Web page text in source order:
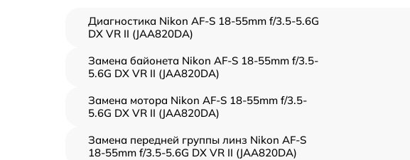
Диагностика Nikon AF-S 18-55mm f/3.5-5.6G
DX VR II (JAA820DA)
Замена байонета Nikon AF-S 18-55mm f/3.5-
5.6G DX VR II (JAA820DA)
Замена мотора Nikon AF-S 18-55mm f/3.5-
5.6G DX VR II (JAA820DA)
Замена передней группы линз Nikon AF-S
18-55mm f/3.5-5.6G DX VR II (JAA820DA)